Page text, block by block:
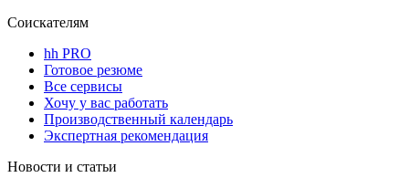
Соискателям
hh PRO
Готовое резюме
Все сервисы
Хочу у вас работать
Производственный календарь
Экспертная рекомендация
Новости и статьи